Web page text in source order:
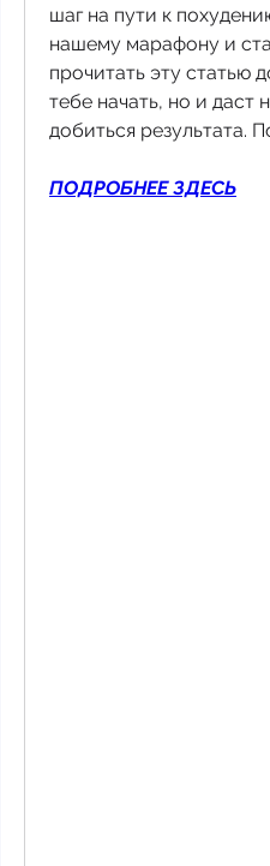
шаг на пути к
нашему марафону и
прочитать эту статью
тебе начать, но и даст
добиться результата.
ПОДРОБНЕЕ ЗДЕСЬ